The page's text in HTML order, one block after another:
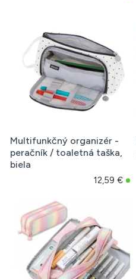
Multifunkčný organizér -
peračník / toaletná taška,
biela
12,59 €